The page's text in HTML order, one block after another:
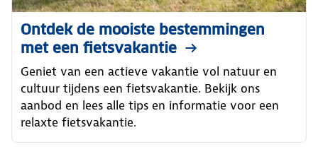
Ontdek de mooiste bestemmingen
met een fietsvakantie
Geniet van een actieve vakantie vol natuur en
cultuur tijdens een fietsvakantie. Bekijk ons
aanbod en lees alle tips en informatie voor een
relaxte fietsvakantie.